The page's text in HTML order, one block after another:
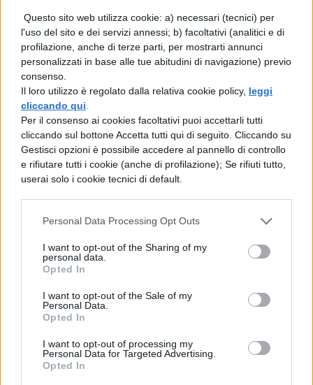
Questo sito web utilizza cookie: a) necessari (tecnici) per
l'uso del sito e dei servizi annessi; b) facoltativi (analitici e di
profilazione, anche di terze parti, per mostrarti annunci
personalizzati in base alle tue abitudini di navigazione) previo
consenso.
Il loro utilizzo è regolato dalla relativa cookie policy, leggi
cliccando qui
Per il consenso ai cookies facoltativi puoi accettarli tutti
cliccando sul bottone Accetta tutti qui di seguito. Cliccando su
Gestisci opzioni è possibile accedere al pannello di controllo
e rifiutare tutti i cookie (anche di profilazione); Se rifiuti tutto,
userai solo i cookie tecnici di default.
Personal Data Processing Opt Outs
I want to opt-out of the Sharing of my
personal data.
Opted In
I want to opt-out of the Sale of my
Personal Data.
Opted In
I want to opt-out of processing my
Personal Data for Targeted Advertising.
Opted In
NEWS SCUOLA E UNIVERSITÀ
Miopia negli studenti
porta visite e occhiali gratis
NEWS SCUOLA E UNIVERSITÀ
Università di Foggia,
tutto nasce nelle aule